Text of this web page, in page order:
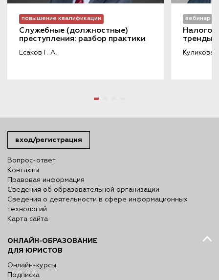
повышение квалификации
Служебные (должностные)
преступления: разбор практики
Есаков Г. А.
вебинар
тренды
Куликова
вход/регистрация
Вопрос-ответ
Контакты
Правовая информация
Сведения об образовательной организации
Сведения о деятельности в сфере информационных
технологий
Карта сайта
ОНЛАЙН-ОБРАЗОВАНИЕ
ДЛЯ ЮРИСТОВ
Онлайн-курсы
Подписка